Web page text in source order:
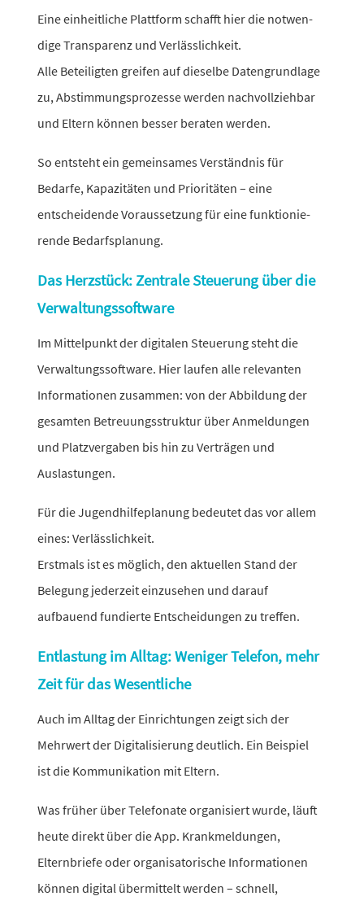
Eine einheit­liche Plattform schafft hier die notwen­
dige Transparenz und Verlässlichkeit.
Alle Beteiligten greifen auf dieselbe Datengrundlage
zu, Abstimmungsprozesse werden nach­voll­ziehbar
und Eltern können besser beraten werden.
So entsteht ein gemein­sames Verständnis für
Bedarfe, Kapazitäten und Prioritäten – eine
entschei­dende Voraussetzung für eine funk­tio­nie­
rende Bedarfsplanung.
Das Herzstück: Zentrale Steuerung über die
Verwaltungssoftware
Im Mittelpunkt der digi­talen Steuerung steht die
Verwaltungssoftware. Hier laufen alle rele­vanten
Informationen zusammen: von der Abbildung der
gesamten Betreuungsstruktur über Anmeldungen
und Platzvergaben bis hin zu Verträgen und
Auslastungen.
Für die Jugendhilfeplanung bedeutet das vor allem
eines: Verlässlichkeit.
Erstmals ist es möglich, den aktu­ellen Stand der
Belegung jeder­zeit einzu­sehen und darauf
aufbauend fundierte Entscheidungen zu treffen.
Entlastung im Alltag: Weniger Telefon, mehr
Zeit für das Wesentliche
Auch im Alltag der Einrichtungen zeigt sich der
Mehrwert der Digitalisierung deut­lich. Ein Beispiel
ist die Kommunikation mit Eltern.
Was früher über Telefonate orga­ni­siert wurde, läuft
heute direkt über die App. Krankmeldungen,
Elternbriefe oder orga­ni­sa­to­ri­sche Informationen
können digital über­mit­telt werden – schnell,